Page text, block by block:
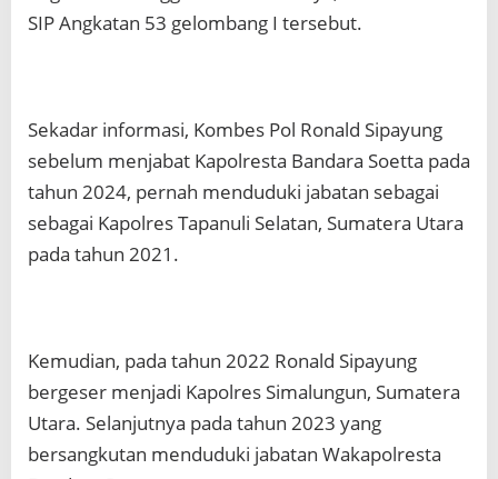
SIP Angkatan 53 gelombang I tersebut.
Sekadar informasi, Kombes Pol Ronald Sipayung
sebelum menjabat Kapolresta Bandara Soetta pada
tahun 2024, pernah menduduki jabatan sebagai
sebagai Kapolres Tapanuli Selatan, Sumatera Utara
pada tahun 2021.
Kemudian, pada tahun 2022 Ronald Sipayung
bergeser menjadi Kapolres Simalungun, Sumatera
Utara. Selanjutnya pada tahun 2023 yang
bersangkutan menduduki jabatan Wakapolresta